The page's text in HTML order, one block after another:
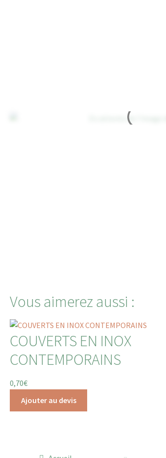
Vous aimerez aussi :
COUVERTS EN INOX
CONTEMPORAINS
0,70€
Ajouter au devis